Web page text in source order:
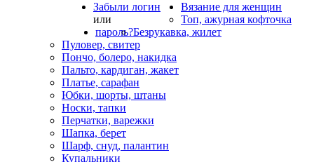
Забыли логин
или
пароль?
Вязание для женщин
Топ, ажурная кофточка
Безрукавка, жилет
Пуловер, свитер
Пончо, болеро, накидка
Пальто, кардиган, жакет
Платье, сарафан
Юбки, шорты, штаны
Носки, тапки
Перчатки, варежки
Шапка, берет
Шарф, снуд, палантин
Купальники